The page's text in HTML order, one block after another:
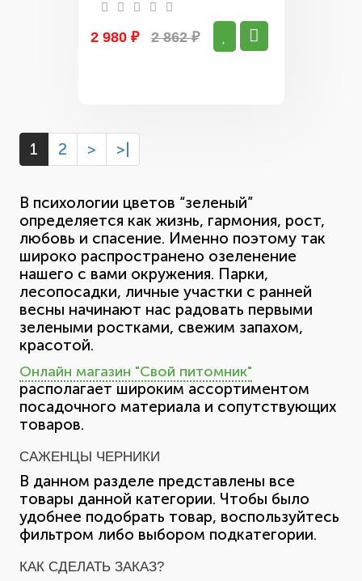
2 980 ₽ 2 862 ₽
1 2 > >|
В психологии цветов “зеленый”
определяется как жизнь, гармония, рост,
любовь и спасение. Именно поэтому так
широко распространено озеленение
нашего с вами окружения. Парки,
лесопосадки, личные участки с ранней
весны начинают нас радовать первыми
зелеными ростками, свежим запахом,
красотой.
Онлайн магазин "Свой питомник"
располагает широким ассортиментом
посадочного материала и сопутствующих
товаров.
САЖЕНЦЫ ЧЕРНИКИ
В данном разделе представлены все
товары данной категории. Чтобы было
удобнее подобрать товар, воспользуйтесь
фильтром либо выбором подкатегории.
КАК СДЕЛАТЬ ЗАКАЗ?